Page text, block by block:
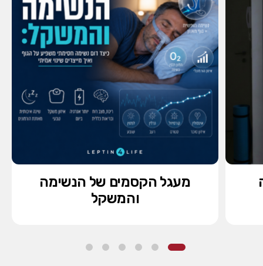
מעגל הקסמים של הנשימה
והמשקל